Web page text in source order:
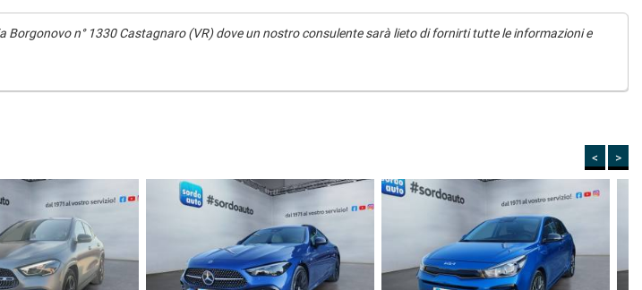
Borgonovo n° 1330 Castagnaro (VR) dove un nostro consulente sarà lieto di fornirti tutte le informazioni e
< >